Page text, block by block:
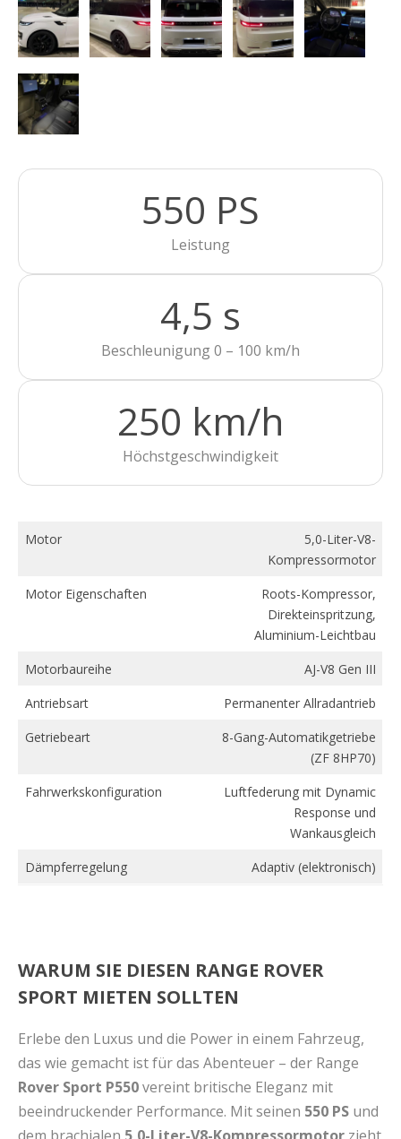
550 PS
Leistung
4,5 s
Beschleunigung 0 – 100 km/h
250 km/h
Höchstgeschwindigkeit
Motor
5,0-Liter-V8-
Kompressormotor
Motor Eigenschaften
Roots-Kompressor,
Direkteinspritzung,
Aluminium-Leichtbau
Motorbaureihe
AJ-V8 Gen III
Antriebsart
Permanenter Allradantrieb
Getriebeart
8-Gang-Automatikgetriebe
(ZF 8HP70)
Fahrwerkskonfiguration
Luftfederung mit Dynamic
Response und
Wankausgleich
Dämpferregelung
Adaptiv (elektronisch)
WARUM SIE DIESEN RANGE ROVER
SPORT MIETEN SOLLTEN
Erlebe den Luxus und die Power in einem Fahrzeug,
das wie gemacht ist für das Abenteuer – der Range
Rover Sport P550vereint britische Eleganz mit
beeindruckender Performance. Mit seinen 550 PS und